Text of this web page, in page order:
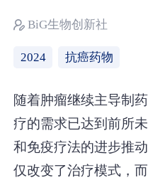
BiG生物创新社
2024 抗癌药物
随着肿瘤继续主导制
疗的需求已达到前所
和免疫疗法的进步推
仅改变了治疗模式，